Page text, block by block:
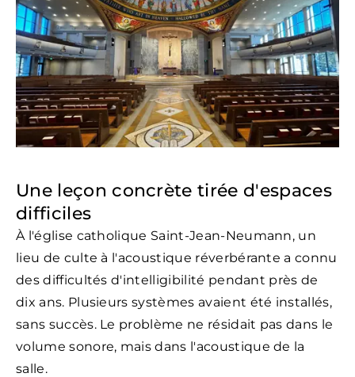
Une leçon concrète tirée d'espaces
difficiles
À l'église catholique Saint-Jean-Neumann, un
lieu de culte à l'acoustique réverbérante a connu
des difficultés d'intelligibilité pendant près de
dix ans. Plusieurs systèmes avaient été installés,
sans succès. Le problème ne résidait pas dans le
volume sonore, mais dans l'acoustique de la
salle.